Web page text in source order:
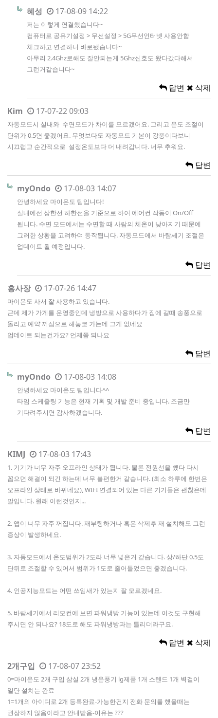
혜성 17-08-09 14:22
저는 이렇게 연결했습니다~
컴퓨터로 공유기설정 > 무선설정 > 5G무선인터넷 사용안함
체크하고 연결하니 바로됐습니다~
아무리 2.4Ghz로해도 잘안되는게 5Ghz신호도 왔다갔다해서
그런거같습니다~
답변 삭제
Kim 17-07-22 09:03
자동모드시 실내와 수면모드가 차이를 모르겠어요. 그리고 온도 조절이
단위가 0.5면 좋겠어요. 무엇보다도 자동모드 기본이 강풍이다보니
시끄럽고 순간적으로 설정온도보다 더 내려갑니다. 너무 추워요.
답변
myOndo 17-08-03 14:07
안녕하세요 마이온도 팀입니다!
실내에선 상한선 하한선을 기준으로 하여 에어컨 작동이 On/Off
됩니다. 수면 모드에서는 수면할 때 사람의 체온이 낮아지기 때문에
그러한 상황을 고려하여 동작됩니다. 자동모드에서 바람세기 조절은
업데이트 될 예정입니다.
답변
홍사장 17-07-26 14:47
마이온도 사서 잘 사용하고 있습니다.
근데 제가 가게를 운영중인데 냉방으로 사용하다가 집에 갈때 송풍으로
돌리고 예약 꺼짐으로 해놓코 가는데 그게 없네요
업데이트 되는건가요? 언제쯤 되나요
답변
myOndo 17-08-03 14:08
안녕하세요 마이온도 팀입니다^^
타임 스케줄링 기능은 현재 기획 및 개발 준비 중입니다. 조금만
기다려주시면 감사하겠습니다.
답변
KIMJ 17-08-03 17:43
1. 기기가 너무 자주 오프라인 상태가 됩니다. 물론 전원선을 뺐다 다시
꼽으면 해결이 되긴 하는데 너무 불편한거 같습니다. (최소 하루에 한번은
오프라인 상태로 바뀌네요), WIFI 연결되어 있는 다른 기기들은 괜찮은데
말입니다. 원래 이런것인지...
2. 앱이 너무 자주 꺼집니다. 재부팅하거나 혹은 삭제후 재 설치해도 그런
증상이 발생하네요.
3. 자동모드에서 온도범위가 2도라 너무 넓은거 같습니다. 상/하단 0.5도
단뒤로 조절할 수 있어서 범위가 1도로 줄어들었으면 좋겠습니다.
4. 인공지능모드는 어떤 쓰임새가 있는지 잘 모르겠네요.
5. 바람세기에서 리모컨에 보면 파워냉방 기능이 있는데 이것도 구현해
주시면 안 되나요? 18도로 해도 파워냉방과는 틀리더라구요.
답변 삭제
2개구입 17-08-07 23:52
0=마이온도 2개 구입 삼실 2개 냉온풍기 lg제품 1개 스텐드 1개 벽걸이
일단 설치는 완료
1=1개의 아이디로 2개 등록완료-가능한건지 전화 문의를 했을때는
권장하지 않음이라고 안내받음-이유는 ???